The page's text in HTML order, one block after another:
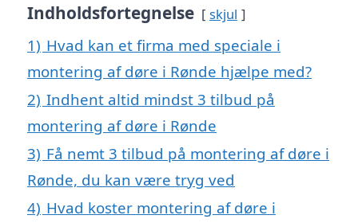
Indholdsfortegnelse skjul
1) Hvad kan et firma med speciale i
montering af døre i Rønde hjælpe med?
2) Indhent altid mindst 3 tilbud på
montering af døre i Rønde
3) Få nemt 3 tilbud på montering af døre i
Rønde, du kan være tryg ved
4) Hvad koster montering af døre i